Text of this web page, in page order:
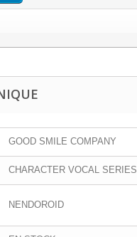
GOOD SMILE COMPANY
CHARACTER VOCAL SERIES
NENDOROID